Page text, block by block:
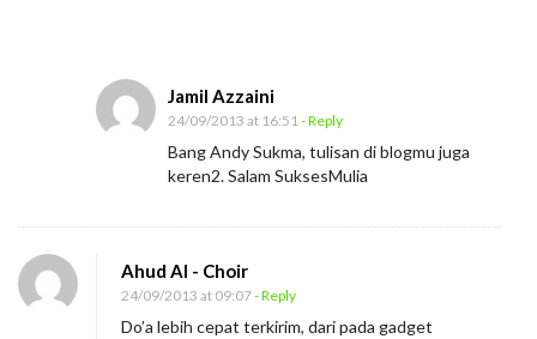
Jamil Azzaini
24/09/2013 at 16:51- Reply
Bang Andy Sukma, tulisan di blogmu juga
keren2. Salam SuksesMulia
Ahud Al - Choir
24/09/2013 at 09:07- Reply
Do’a lebih cepat terkirim, dari pada gadget